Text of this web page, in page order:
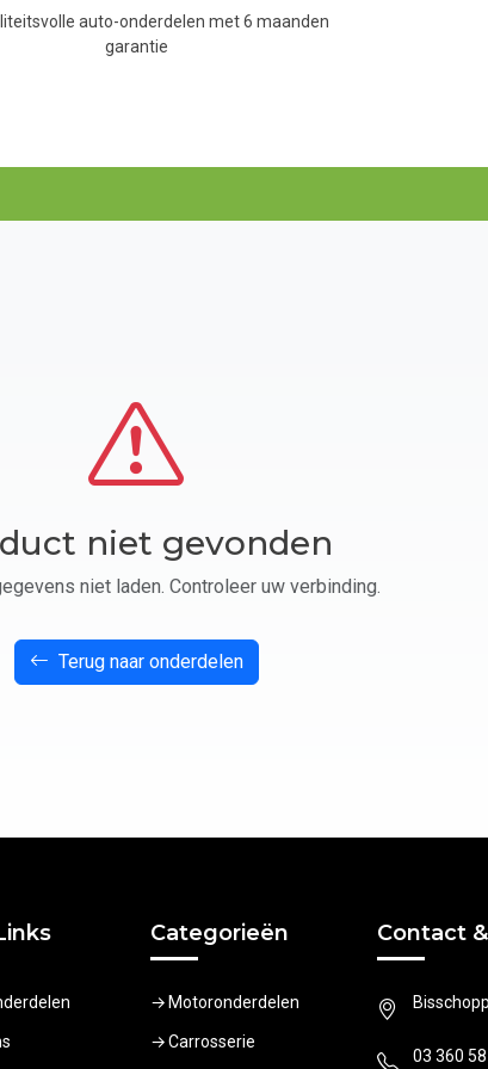
auto-onderdelen met 6 maanden
garantie
niet gevonden
niet laden. Controleer uw verbinding.
Terug naar onderdelen
Categorieën
Motoronderdelen
Carrosserie
Contact
03 360